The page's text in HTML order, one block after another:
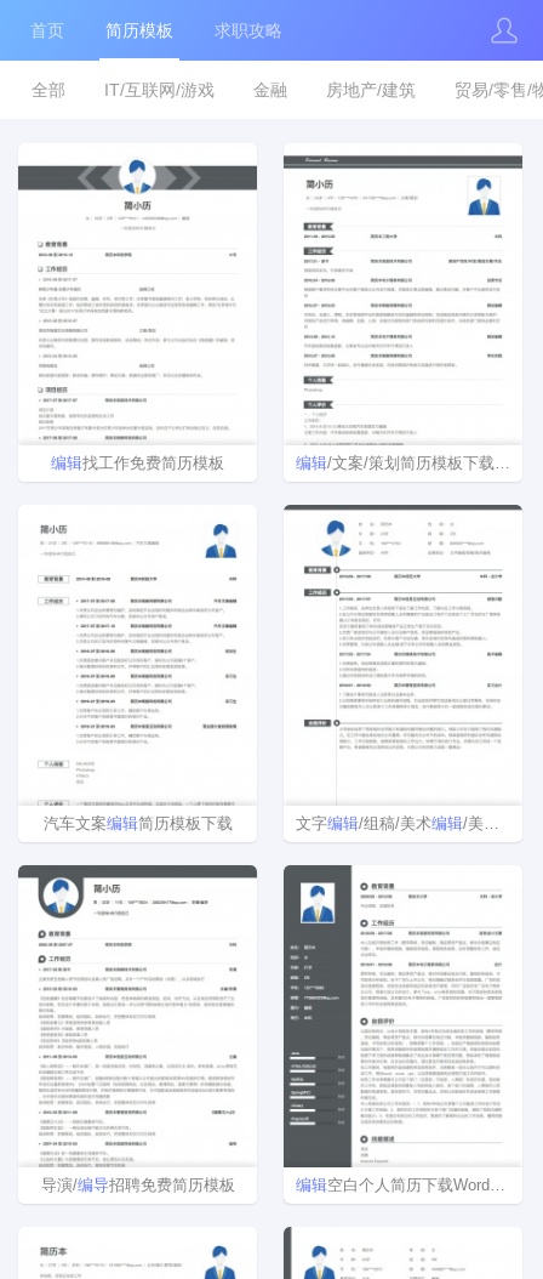
首页 简历模板 求职攻略
全部 IT/互联网/游戏 金融 房地产/建筑 贸易/零售/
编辑找工作免费简历模板 编辑/文案/策划简历模板下载word格式
汽车文案编辑简历模板下载 文字编辑/组稿/美术编辑/美术设计简历模板
导演/编导招聘免费简历模板 编辑空白个人简历下载Word格式